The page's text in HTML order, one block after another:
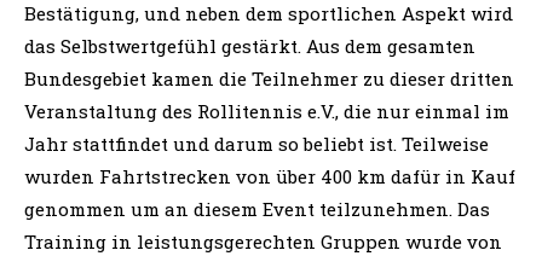
Bestätigung, und neben dem sportlichen Aspekt wird
das Selbstwertgefühl gestärkt. Aus dem gesamten
Bundesgebiet kamen die Teilnehmer zu dieser dritten
Veranstaltung des Rollitennis e.V., die nur einmal im
Jahr stattfindet und darum so beliebt ist. Teilweise
wurden Fahrtstrecken von über 400 km dafür in Kauf
genommen um an diesem Event teilzunehmen. Das
Training in leistungsgerechten Gruppen wurde von